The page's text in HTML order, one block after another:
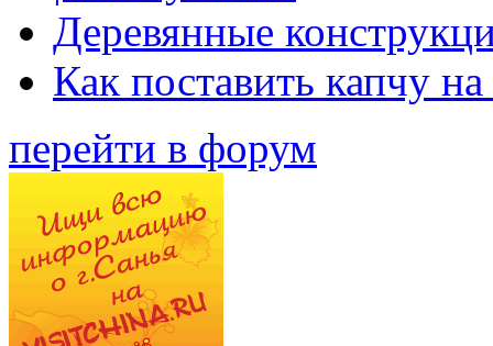
Деревянные
Как поставить капчу
перейти в форум